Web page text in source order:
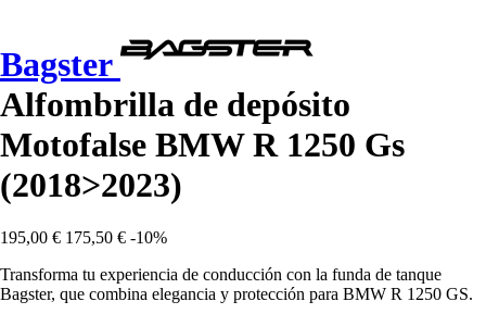
Bagster
Alfombrilla de depósito
Motofalse BMW R 1250 Gs
(2018>2023)
195,00 € 175,50 € -10%
Transforma tu experiencia de conducción con la funda de tanque
Bagster, que combina elegancia y protección para BMW R 1250 GS.